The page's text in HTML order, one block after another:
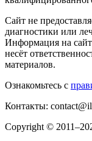
Сайт не
диагностики или
Информация на
несёт
материалов.
Ознакомьтесь с
Контакты:
Copyright ©